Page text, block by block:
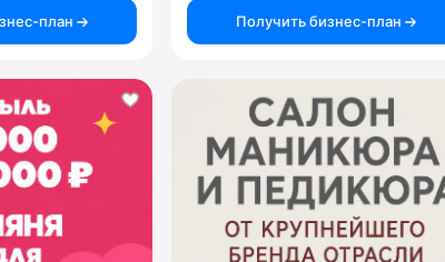
план
Получить бизнес-план